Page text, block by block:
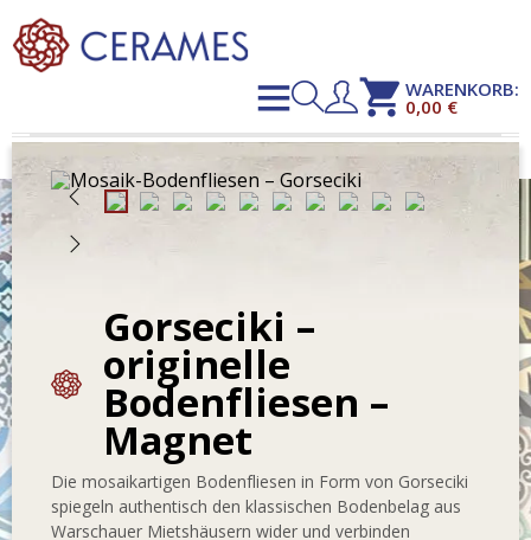
shopping_cartWARENKORB:
0,00 €
Gorseciki –
originelle
Bodenfliesen –
Magnet
Die mosaikartigen Bodenfliesen in Form von Gorseciki
spiegeln authentisch den klassischen Bodenbelag aus
Warschauer Mietshäusern wider und verbinden